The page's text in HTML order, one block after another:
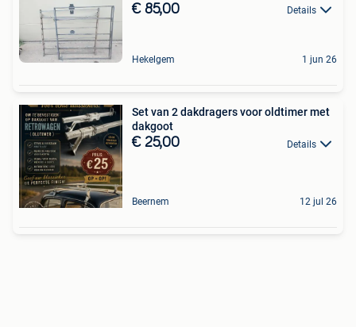
€ 85,00 Details
Hekelgem 1 jun 26
Set van 2 dakdragers voor oldtimer met
dakgoot
€ 25,00 Details
Beernem 12 jul 26